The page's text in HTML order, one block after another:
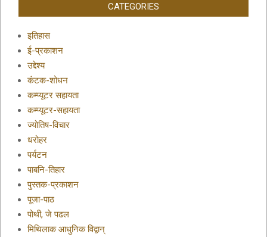
CATEGORIES
इतिहास
ई-प्रकाशन
उद्देश्य
कंटक-शोधन
कम्प्यूटर सहायता
कम्प्यूटर-सहायता
ज्योतिष-विचार
धरोहर
पर्यटन
पाबनि-तिहार
पुस्तक-प्रकाशन
पूजा-पाठ
पोथी, जे पढल
मिथिलाक आधुनिक विद्वान्